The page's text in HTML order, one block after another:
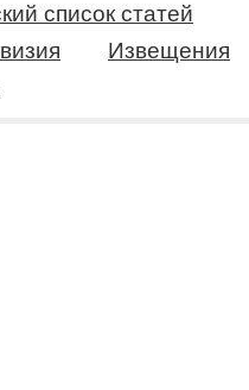
список статей
Извещения